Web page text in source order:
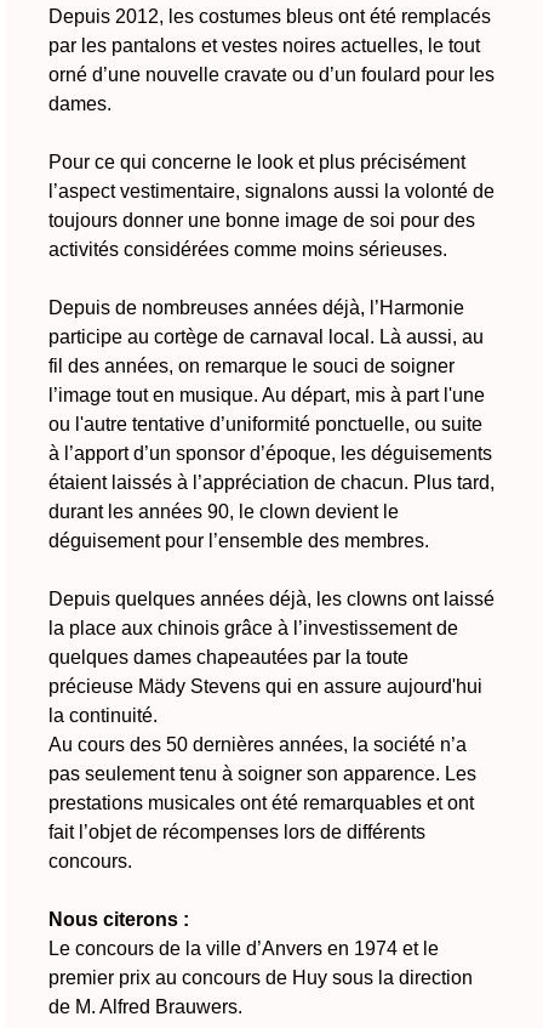
Depuis 2012, les costumes bleus ont été remplacés
par les pantalons et vestes noires actuelles, le tout
orné d’une nouvelle cravate ou d’un foulard pour les
dames.
Pour ce qui concerne le look et plus précisément
l’aspect vestimentaire, signalons aussi la volonté de
toujours donner une bonne image de soi pour des
activités considérées comme moins sérieuses.
Depuis de nombreuses années déjà, l’Harmonie
participe au cortège de carnaval local. Là aussi, au
fil des années, on remarque le souci de soigner
l’image tout en musique. Au départ, mis à part l'une
ou l'autre tentative d’uniformité ponctuelle, ou suite
à l’apport d’un sponsor d’époque, les déguisements
étaient laissés à l’appréciation de chacun. Plus tard,
durant les années 90, le clown devient le
déguisement pour l’ensemble des membres.
Depuis quelques années déjà, les clowns ont laissé
la place aux chinois grâce à l’investissement de
quelques dames chapeautées par la toute
précieuse Mädy Stevens qui en assure aujourd'hui
la continuité.
Au cours des 50 dernières années, la société n’a
pas seulement tenu à soigner son apparence. Les
prestations musicales ont été remarquables et ont
fait l’objet de récompenses lors de différents
concours.
Nous citerons :
Le concours de la ville d’Anvers en 1974 et le
premier prix au concours de Huy sous la direction
de M. Alfred Brauwers.